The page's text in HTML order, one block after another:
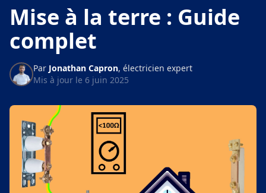
Mise à la terre : Guide
complet
Par Jonathan Capron, électricien expert
Mis à jour le 6 juin 2025